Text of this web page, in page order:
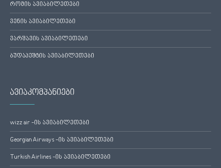
რომის ავიაბილეთები
ვენის ავიაბილეთები
ვარშავის ავიაბილეთები
ბუდაპეშტის ავიაბილეთები
ავიაკომპანიები
wizz air -ის ავიაბილეთები
Georgian Airways -ის ავიაბილეთები
Turkish Airlines -ის ავიაბილეთები